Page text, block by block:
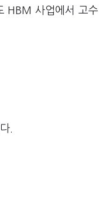
HBM 사업에서 고수
.